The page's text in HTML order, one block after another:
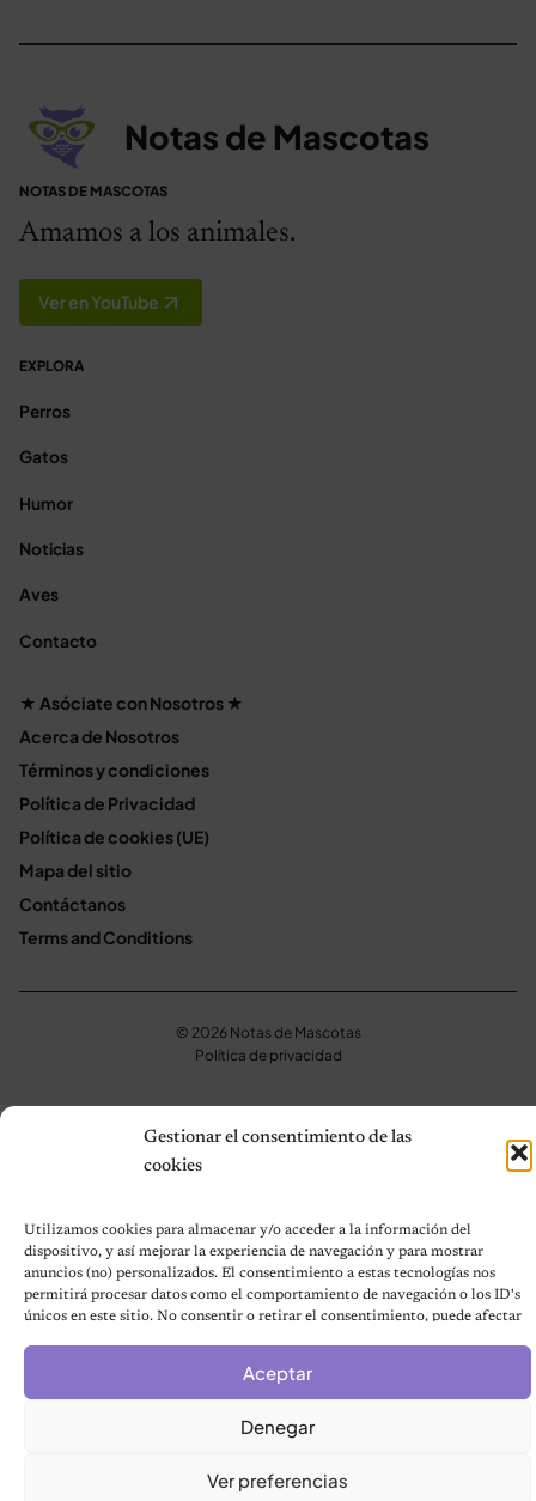
Gestionar el consentimiento de las
cookies
Utilizamos cookies para almacenar y/o acceder a la información del
dispositivo, y así mejorar la experiencia de navegación y para mostrar
anuncios (no) personalizados. El consentimiento a estas tecnologías nos
permitirá procesar datos como el comportamiento de navegación o los ID's
únicos en este sitio. No consentir o retirar el consentimiento, puede afectar
Aceptar
Denegar
Ver preferencias
Notas de Mascotas
NOTAS DE MASCOTAS
Amamos a los animales.
Ver en YouTube
EXPLORA
Perros
Gatos
Humor
Noticias
Aves
Contacto
★ Asóciate con Nosotros ★
Acerca de Nosotros
Términos y condiciones
Política de Privacidad
Política de cookies (UE)
Mapa del sitio
Contáctanos
Terms and Conditions
© 2026 Notas de Mascotas
Política de privacidad